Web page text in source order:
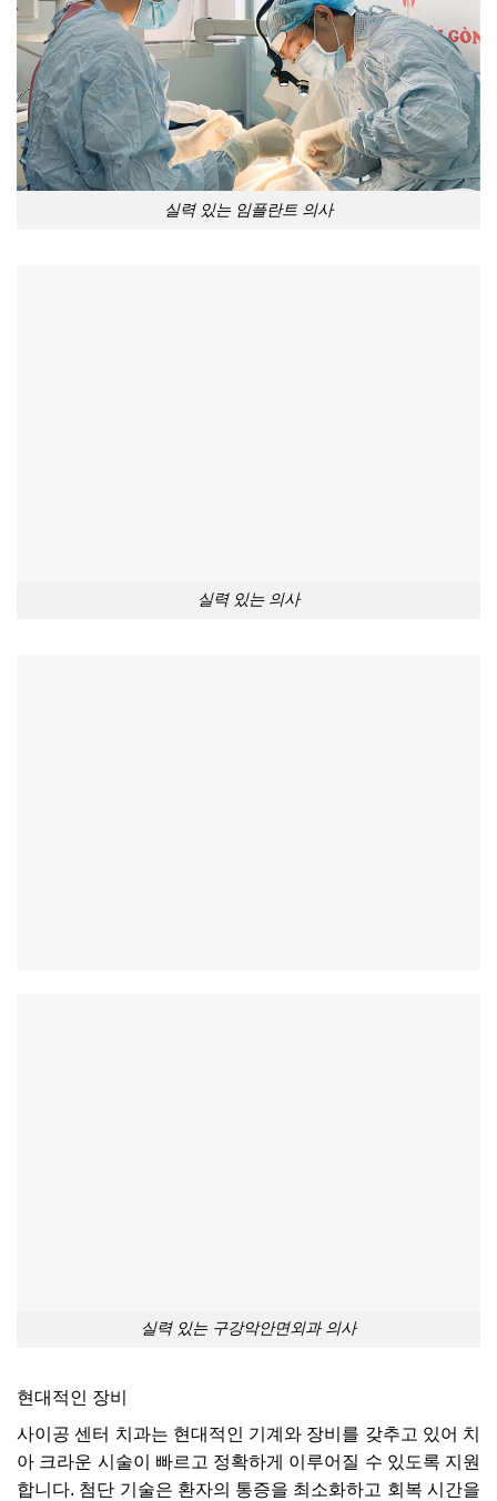
실력 있는 임플란트 의사
실력 있는 의사
실력 있는 구강악안면외과 의사
현대적인 장비
사이공 센터 치과는 현대적인 기계와 장비를 갖추고 있어 치
아 크라운 시술이 빠르고 정확하게 이루어질 수 있도록 지원
합니다. 첨단 기술은 환자의 통증을 최소화하고 회복 시간을